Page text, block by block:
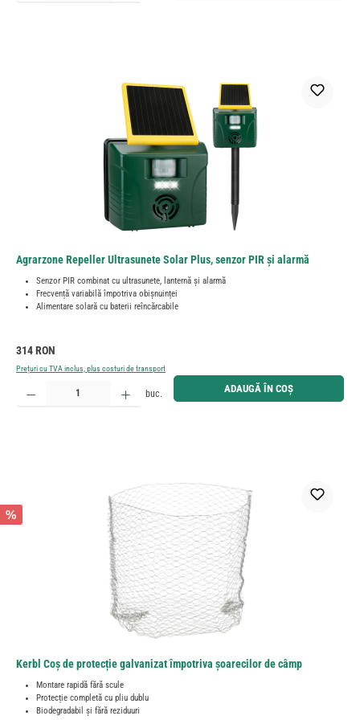
Agrarzone Repeller Ultrasunete Solar Plus, senzor PIR și alarmă
Senzor PIR combinat cu ultrasunete, lanternă și alarmă
Frecvență variabilă împotriva obișnuinței
Alimentare solară cu baterii reîncărcabile
Preț obișnuit:
314 RON
Prețuri cu TVA inclus, plus costuri de transport
Cantitate produs: Introduceți cantitatea dorită sau utilizați butoanele pentru a mări sau micșora
buc. ADAUGĂ ÎN COȘ
%
Kerbl Coș de protecție galvanizat împotriva șoarecilor de câmp
Montare rapidă fără scule
Protecție completă cu pliu dublu
Biodegradabil și fără reziduuri